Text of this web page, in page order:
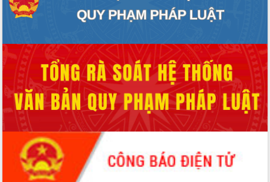
Chủ tịch UBND tỉnh Tạ Anh Tuấn thăm,
chúc mừng các bệnh viện nhân Ngày
Rộn ràng lễ hội truyền thống Sông
nước Đà Nông lần thứ I năm 2026
Kỳ họp Chuyên đề lần thứ Năm, HĐND
tỉnh Đắk Lắk thông qua các nghị quyết
quan trọng
Thống nhất danh sách giới thiệu ứng
cử đại biểu Quốc hội khoá XVI và đại
biểu HĐND tỉnh Đắk Lắk, nhiệm kỳ
2026-2031
Phát động hai phong trào thi đua quan
trọng trong kỷ nguyên mới